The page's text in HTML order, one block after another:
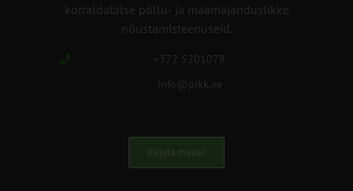
korraldatalse põllu- ja maamajanduslikke
nõustamisteenuseid.
+372 5201078
info@pikk.ee
Kirjuta meile!